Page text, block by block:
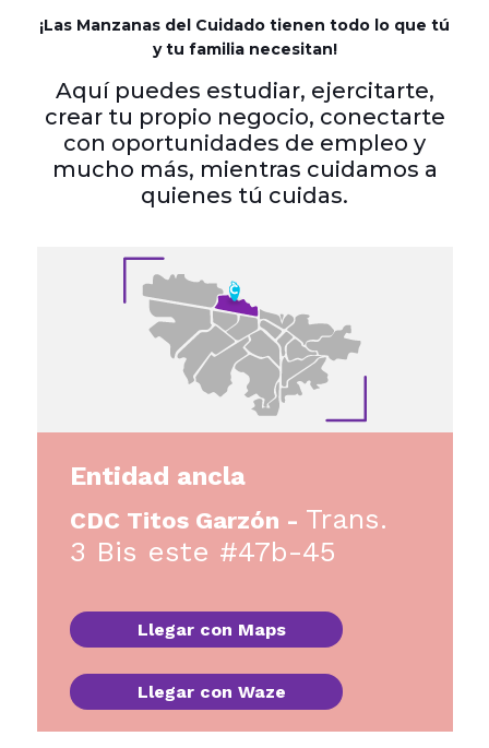
¡Las Manzanas del Cuidado tienen todo lo que tú
y tu familia necesitan!
Aquí puedes estudiar, ejercitarte,
crear tu propio negocio, conectarte
con oportunidades de empleo y
mucho más, mientras cuidamos a
quienes tú cuidas.
Entidad ancla
CDC Titos Garzón - Trans.
3 Bis este #47b-45
Llegar con Maps
Llegar con Waze